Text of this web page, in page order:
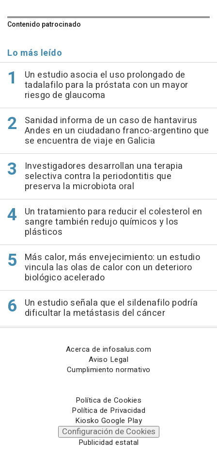
Contenido patrocinado
Lo más leído
Un estudio asocia el uso prolongado de
tadalafilo para la próstata con un mayor
riesgo de glaucoma
Sanidad informa de un caso de hantavirus
Andes en un ciudadano franco-argentino que
se encuentra de viaje en Galicia
Investigadores desarrollan una terapia
selectiva contra la periodontitis que
preserva la microbiota oral
Un tratamiento para reducir el colesterol en
sangre también redujo químicos y los
plásticos
Más calor, más envejecimiento: un estudio
vincula las olas de calor con un deterioro
biológico acelerado
Un estudio señala que el sildenafilo podría
dificultar la metástasis del cáncer
Acerca de infosalus.com
Aviso Legal
Cumplimiento normativo
Política de Cookies
Política de Privacidad
Kiosko Google Play
Configuración de Cookies
Publicidad estatal